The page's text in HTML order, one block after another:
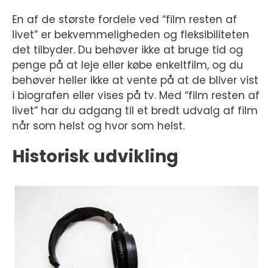
En af de største fordele ved “film resten af
livet” er bekvemmeligheden og fleksibiliteten
det tilbyder. Du behøver ikke at bruge tid og
penge på at leje eller købe enkeltfilm, og du
behøver heller ikke at vente på at de bliver vist
i biografen eller vises på tv. Med “film resten af
livet” har du adgang til et bredt udvalg af film
når som helst og hvor som helst.
Historisk udvikling